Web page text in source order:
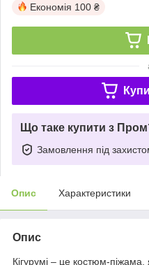
Економія 100 ₴
Що таке купити з
Замовлення під
Опис Характеристики
Опис
Кігурумі – це костюм-піжама,